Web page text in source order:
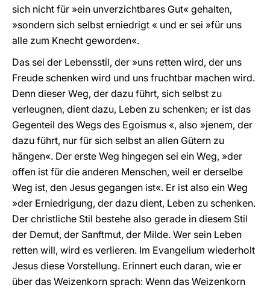
sich nicht für »ein unverzichtbares Gut« gehalten,
»sondern sich selbst erniedrigt « und er sei »für uns
alle zum Knecht geworden«.
Das sei der Lebensstil, der »uns retten wird, der uns
Freude schenken wird und uns fruchtbar machen wird.
Denn dieser Weg, der dazu führt, sich selbst zu
verleugnen, dient dazu, Leben zu schenken; er ist das
Gegenteil des Wegs des Egoismus «, also »jenem, der
dazu führt, nur für sich selbst an allen Gütern zu
hängen«. Der erste Weg hingegen sei ein Weg, »der
offen ist für die anderen Menschen, weil er derselbe
Weg ist, den Jesus gegangen ist«. Er ist also ein Weg
»der Erniedrigung, der dazu dient, Leben zu schenken.
Der christliche Stil bestehe also gerade in diesem Stil
der Demut, der Sanftmut, der Milde. Wer sein Leben
retten will, wird es verlieren. Im Evangelium wiederholt
Jesus diese Vorstellung. Erinnert euch daran, wie er
über das Weizenkorn sprach: Wenn das Weizenkorn